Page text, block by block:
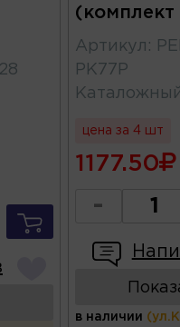
Артикул :
РК77Р
цена за 4 шт
1177.50
-
в наличии